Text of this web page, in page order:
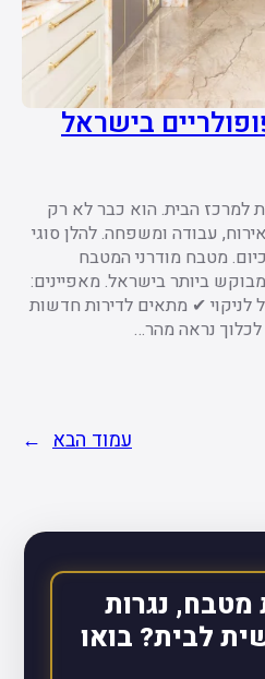
בישראל
למרכז הבית. הוא כבר לא רק
עבודה ומשפחה. להלן סוגי
מטבח מודרני המטבח
ביותר בישראל. מאפיינים:
לניקוי ✔ מתאים לדירות חדשות
נראה מהר…
עמוד הבא →
מטבח, נגרות
לבית? בואו